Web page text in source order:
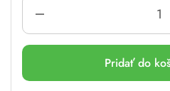
Pridať do